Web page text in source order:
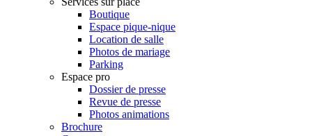
Boutique
Espace pique-nique
Location de salle
Photos de mariage
Parking
Espace pro
Dossier de presse
Revue de presse
Photos animations
Brochure